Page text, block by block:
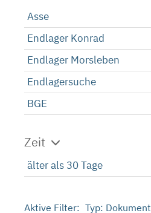
Asse
Endlager Konrad
Endlager Morsleben
Endlagersuche
BGE
Zeit
älter als 30 Tage
Aktive Filter: Typ: Dokument